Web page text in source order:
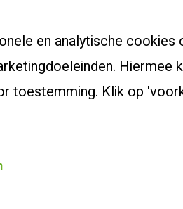
en analytische
toestemming. Klik op